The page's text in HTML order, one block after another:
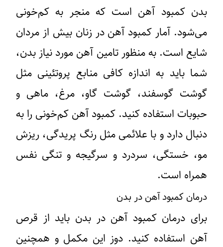
بدن کمبود آهن است که منجر به کم‌خونی
می‌شود. آمار کمبود آهن در زنان بیش از مردان
شایع است. به منظور تامین آهن مورد نیاز بدن،
شما باید به اندازه کافی منابع پروتئینی مثل
گوشت گوسفند، گوشت گاو، مرغ، ماهی و
حبوبات استفاده کنید. کمبود آهن کم‌خونی را به
دنبال دارد و با علائمی مثل رنگ پریدگی، ریزش
مو، خستگی، سردرد و سرگیجه و تنگی نفس
همراه است.
درمان کمبود آهن در بدن
برای درمان کمبود آهن در بدن باید از قرص
آهن استفاده کنید. دوز این مکمل و همچنین